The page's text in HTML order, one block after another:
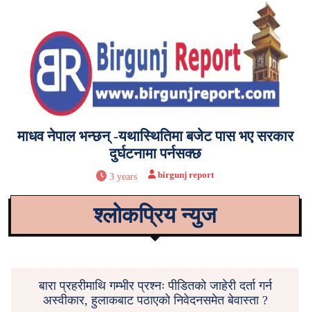
माधव नेपाल भन्छन् -यथास्थितिमा बजेट पास भए सरकार
दुर्घटनामा पर्नसक्छ
3 years birgunj report
श्लोकप्रिय न्युज
बारा प्रहरीमाथि गम्भीर प्रश्नः पीडितको जाहेरी दर्ता गर्न
अस्वीकार, हुलाकबाट पठाएको निवेदनसमेत बेवास्ता ?